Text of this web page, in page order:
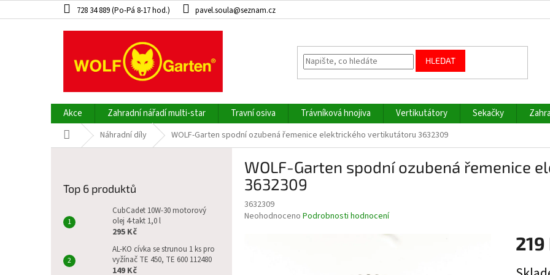
na
728 34 889 (Po-Pá 8-17 hod.) pavel.soula@seznam.cz
HLEDAT
Akce Zahradní nářadí multi-star Travní osiva Trávníková hnojiva Vertikutátory Sekačky
Domů Náhradní díly WOLF-Garten spodní ozubená řemenice elektrického vertikutátoru 3632309
Top 6 produktů
CubCadet 10W-30 motorový
olej 4-takt 1,0 l
295 Kč
AL-KO cívka se strunou 1 ks pro
vyžínač TE 450, TE 600 112480
149 Kč
WOLF-Garten spodní ozubená řemenice
3632309
3632309
Průměrné
Neohodnoceno Podrobnosti hodnocení
219